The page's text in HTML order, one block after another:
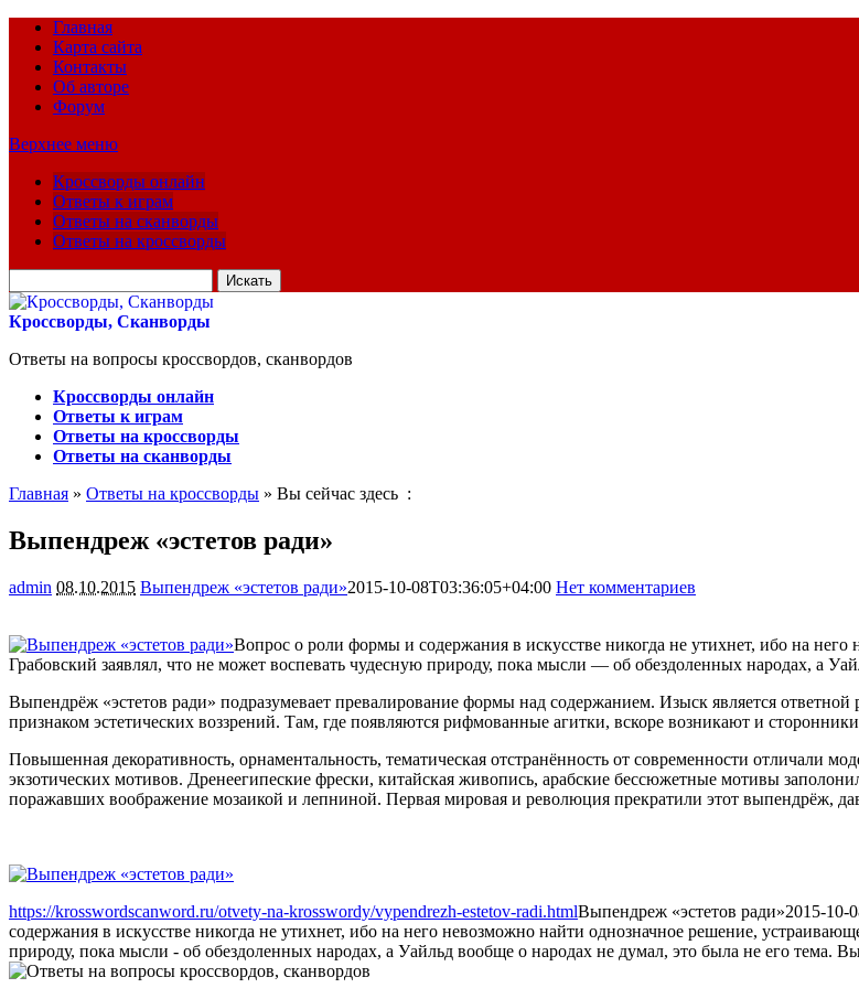
Главная
Карта сайта
Контакты
Об авторе
Форум
Верхнее меню
Кроссворды онлайн
Ответы к играм
Ответы на сканворды
Ответы на кроссворды
для:
Кроссворды, Сканворды
Ответы на вопросы кроссвордов, сканвордов
Кроссворды онлайн
Ответы к играм
Ответы на кроссворды
Ответы на сканворды
Главная » Ответы на кроссворды » Вы сейчас здесь :
Выпендреж «эстетов ради»
admin 08.10.2015 Выпендреж «эстетов ради»2015-10-08T03:36:05+04:00 Нет комментариев
Вопрос о роли формы и содержания в искусстве никогда не утихнет, ибо на
Грабовский заявлял, что не может воспевать чудесную природу, пока мысли — об обездоленных народах, а
Выпендрёж «эстетов ради» подразумевает превалирование формы над содержанием. Изыск является
признаком эстетических воззрений. Там, где появляются рифмованные агитки, вскоре возникают и
Повышенная декоративность, орнаментальность, тематическая отстранённость от современности отличали
экзотических мотивов. Дренеегипеские фрески, китайская живопись, арабские бессюжетные мотивы
поражавших воображение мозаикой и лепниной. Первая мировая и революция прекратили этот выпендрёж,
https://krosswordscanword.ru/otvety-na-krosswordy/vypendrezh-estetov-radi.htmlВыпендреж «эстетов ради»2015-10-
содержания в искусстве никогда не утихнет, ибо на него невозможно найти однозначное решение,
природу, пока мысли - об обездоленных народах, а Уайльд вообще о народах не думал, это была не его тема.